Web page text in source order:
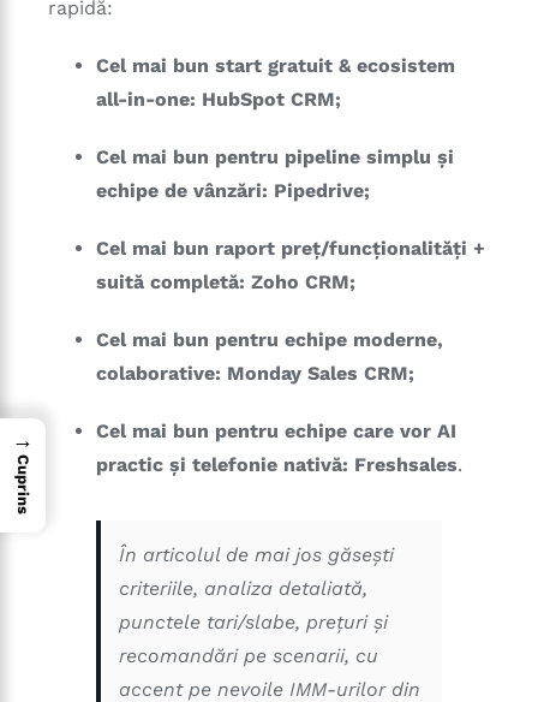
rapidă:
Cel mai bun start gratuit & ecosistem
all-in-one: HubSpot CRM;
Cel mai bun pentru pipeline simplu și
echipe de vânzări: Pipedrive;
Cel mai bun raport preț/funcționalități +
suită completă: Zoho CRM;
Cel mai bun pentru echipe moderne,
colaborative: Monday Sales CRM;
Cel mai bun pentru echipe care vor AI
practic și telefonie nativă: Freshsales.
În articolul de mai jos găsești
criteriile, analiza detaliată,
punctele tari/slabe, prețuri și
recomandări pe scenarii, cu
accent pe nevoile IMM-urilor din
→
Cuprins